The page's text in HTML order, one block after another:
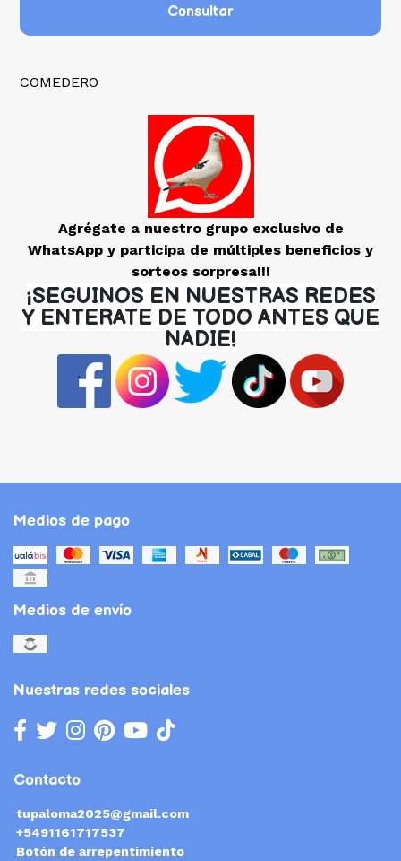
Consultar
COMEDERO
Agrégate a nuestro grupo exclusivo de
WhatsApp y participa de múltiples beneficios y
sorteos sorpresa!!!
¡SEGUINOS EN NUESTRAS REDES
Y ENTERATE DE TODO ANTES QUE
NADIE!
Medios de pago
Medios de envío
Nuestras redes sociales
Contacto
tupaloma2025@gmail.com
+5491161717537
Botón de arrepentimiento